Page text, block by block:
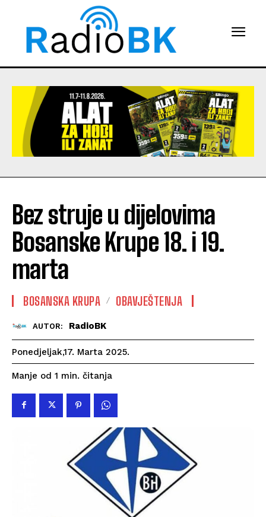
Bez struje u dijelovima
Bosanske Krupe 18. i 19.
marta
BOSANSKA KRUPA OBAVJEŠTENJA
AUTOR: RadioBK
Ponedjeljak,17. Marta 2025.
Manje od 1 min. čitanja